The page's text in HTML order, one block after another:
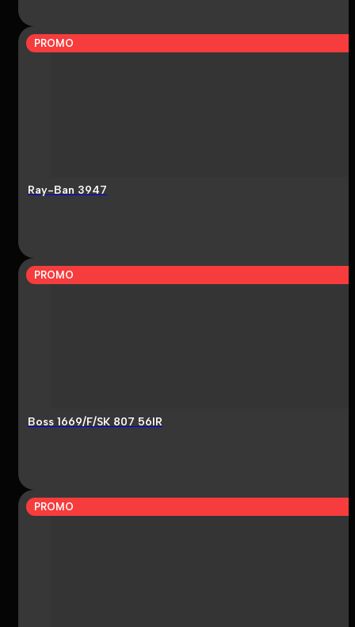
PROMO
Ray-Ban 3947
PROMO
Boss 1669/F/SK 807 56IR
PROMO